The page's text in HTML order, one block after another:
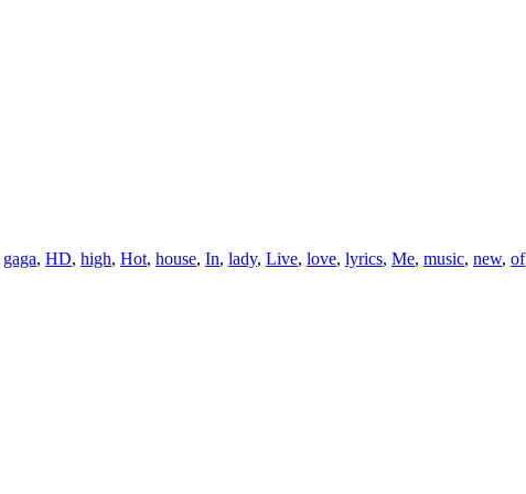
gaga, HD, high, Hot, house, In, lady, Live, love, lyrics, Me, music, new, of